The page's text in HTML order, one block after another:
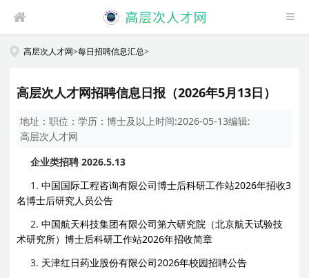
高层次人才网>每日招聘信息汇总>
高层次人才网招聘信息日报（2026年5月13日）
地址：职位：学历：博士及以上时间:2026-05-13编辑:
高层次人才网
企业类招聘 2026.5.13
1.中国国际工程咨询有限公司博士后科研工作站2026年招收3
名博士后研究人员公告
2.中国航天科技集团有限公司第六研究院（北京航天试验技
术研究所）博士后科研工作站2026年招收简章
3. 天津红日药业股份有限公司2026年校园招聘公告